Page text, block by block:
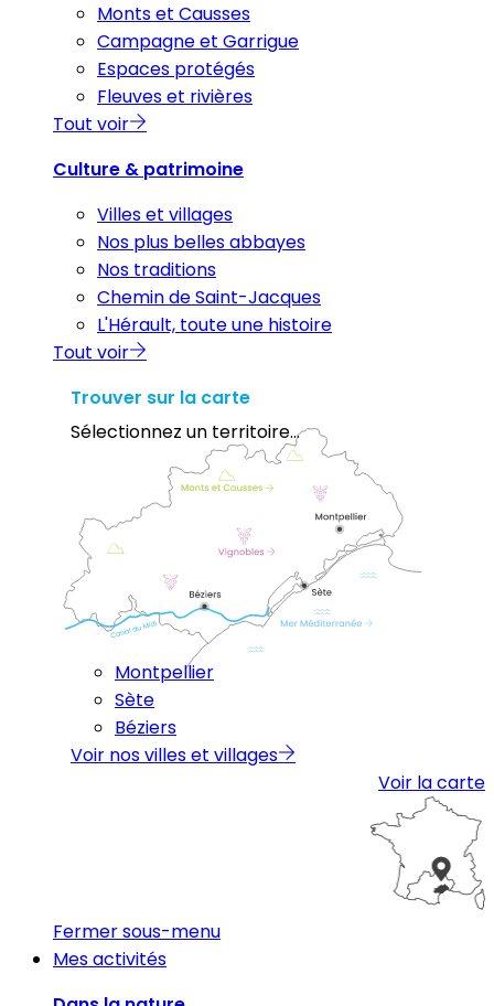
Monts et Causses
Campagne et Garrigue
Espaces protégés
Fleuves et rivières
Tout voir
Culture & patrimoine
Villes et villages
Nos plus belles abbayes
Nos traditions
Chemin de Saint-Jacques
L'Hérault, toute une histoire
Tout voir
Trouver sur la carte
Sélectionnez un territoire...
Montpellier
Sète
Béziers
Voir nos villes et villages
Voir la carte
Fermer sous-menu
Mes activités